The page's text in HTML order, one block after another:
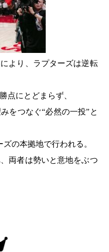
より、ラプターズは逆転
点にとどまらず、
をつなぐ“必然の一投”と
の本拠地で行われる。
両者は勢いと意地をぶつ